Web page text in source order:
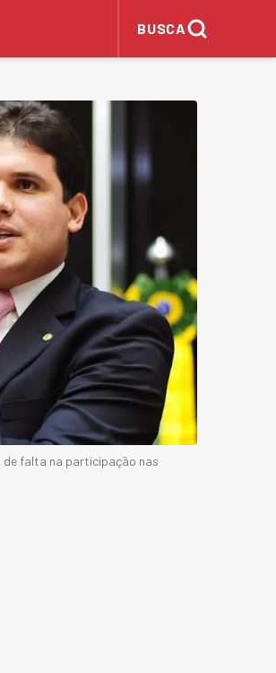
BUSCA
de falta na participação nas